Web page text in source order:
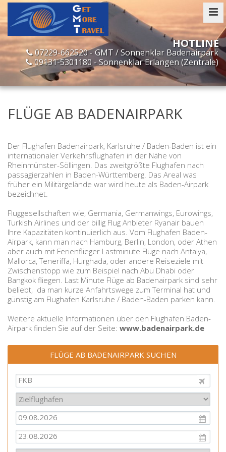
07229-662520 - GMT / Sonnenklar Badenairpark
09131-5301180 - Sonnenklar Erlangen (Zentrale)
FLÜGE AB BADENAIRPARK
Der Flughafen Badenairpark, Karlsruhe / Baden-Baden ist ein
internationaler Verkehrsflughafen in der Nähe von
Rheinmünster-Söllingen. Das zweitgrößte Flughafen nach
passagierzahlen in Baden-Württemberg. Das Areal was
früher ein Militärgelände war wird heute als Baden-Airpark
bezeichnet.
Fluggesellschaften wie, Germania, Germanwings, Eurowings,
Turkish Airlines und der billig Flug Anbieter Ryanair bauen
Ihre Kapazitäten kontinuierlich aus. Vom Flughafen Baden-
Airpark, kann man nach Hamburg, Berlin, London, oder Athen
aber auch mit Ferienflieger Lastminute Flüge nach Antalya,
Mallorca, Teneriffa, Hurghada, oder andere Reiseziele mit
Zwischenstopp wie zum Beispiel nach Abu Dhabi oder
Bangkok fliegen. Last Minute Flüge ab Badenairpark sind sehr
beliebt, da man kurze Anfahrtswege zum Terminal hat und
günstig am Flughafen Karlsruhe / Baden-Baden parken kann.
Weitere aktuelle Informationen über den Flughafen Baden-
Airpark finden Sie auf der Seite: www.badenairpark.de
FLÜGE AB BADENAIRPARK SUCHEN